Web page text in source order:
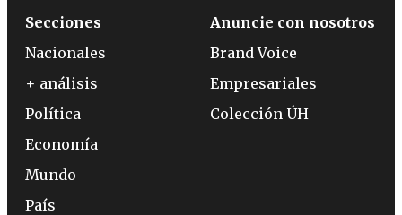
Secciones
Nacionales
+ análisis
Política
Economía
Mundo
País
Anuncie con nosotros
Brand Voice
Empresariales
Colección ÚH